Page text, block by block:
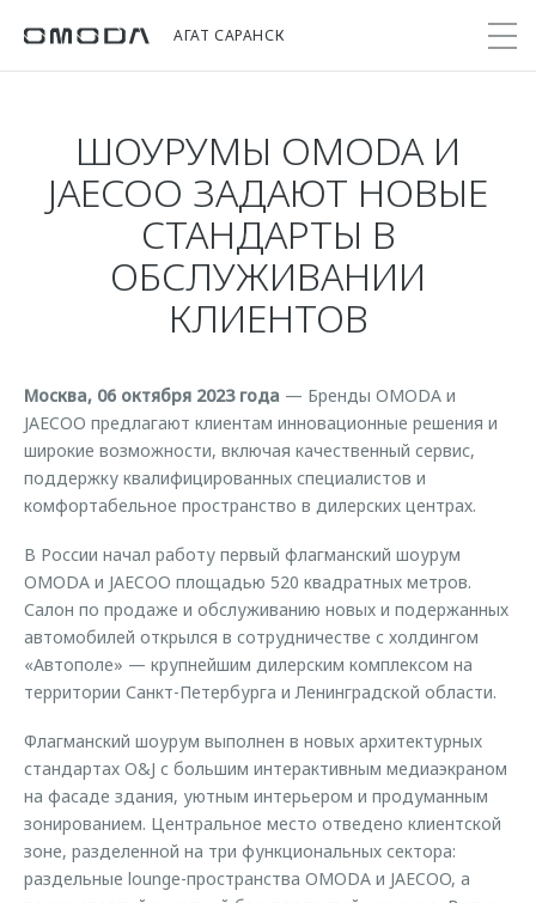
АГАТ САРАНСК
Модели
от 2 299 000 ₽*
Покупателям
Выбор и покупка
Сравнить комплектации
Записаться на тест-драйв
Прайс-листы
OMODA Лизинг
Кредит и страхование
Кредитные программы
Страхование
Кредитный калькулятор
Аксессуары
Одежда и сувениры
Трейд-ин
Калькулятор трейд-ин
Владельцам
Записаться на сервис
Весеннее обновление
Поддержка
Помощь на дороге
Гарантия
Дополнительная техническая поддержка
Руководства по эксплуатации
Клиентская поддержка
O&J Автоклуб
Приложение O&J
Аксессуары
Одежда и сувениры
Оригинальные аксессуары
Мир OMODA
Клуб владельцев OMODA
Бренд JAECOO
Правовая информация
Обратная связь
ШОУРУМЫ OMODA И
JAECOO ЗАДАЮТ НОВЫЕ
СТАНДАРТЫ В
ОБСЛУЖИВАНИИ
КЛИЕНТОВ
Москва, 06 октября 2023 года — Бренды OMODA и
JAECOO предлагают клиентам инновационные решения и
широкие возможности, включая качественный сервис,
поддержку квалифицированных специалистов и
комфортабельное пространство в дилерских центрах.
В России начал работу первый флагманский шоурум
OMODA и JAECOO площадью 520 квадратных метров.
Салон по продаже и обслуживанию новых и подержанных
автомобилей открылся в сотрудничестве с холдингом
«Автополе» — крупнейшим дилерским комплексом на
территории Санкт-Петербурга и Ленинградской области.
Флагманский шоурум выполнен в новых архитектурных
стандартах O&J с большим интерактивным медиаэкраном
на фасаде здания, уютным интерьером и продуманным
зонированием. Центральное место отведено клиентской
зоне, разделенной на три функциональных сектора:
раздельные lounge-пространства OMODA и JAECOO, а